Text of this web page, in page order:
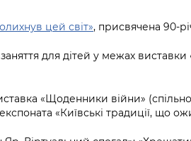
цей світ», присвячена 90-
для дітей у межах
«Щоденники війни»
«Київські традиції, що